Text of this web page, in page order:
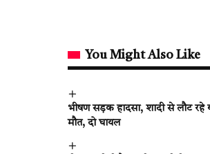
You Might Also Like
भीषण सड़क हादसा, शादी से लौट
मौत, दो घायल